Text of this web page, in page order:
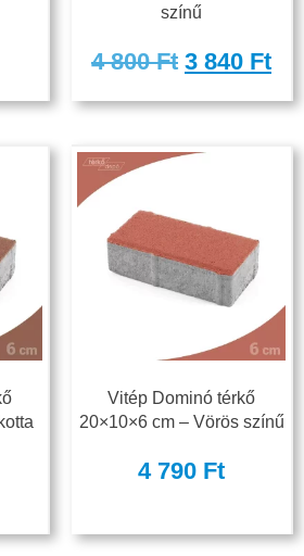
színű
4 800Ft 3 840 Ft
Vitép Dominó térkő
20×10×6 cm – Vörös színű
4 790 Ft